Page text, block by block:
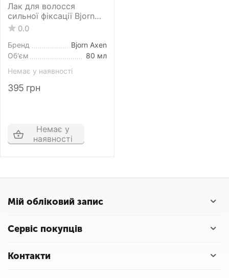
Лак для волосся
сильної фіксації Bjorn
Axen Megafix Hairspray
Super Strong Hold For
Maximum Fixation 80 мл
0.0
Бренд
Bjorn Axen
Об'єм
80 мл
Немає у наявності
395 грн
Немає у
наявності
Мій обліковий запис
Сервіс покупців
Контакти